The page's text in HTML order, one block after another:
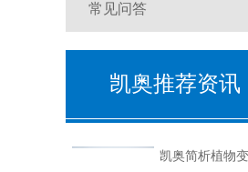
常见问答
凯奥推荐资讯